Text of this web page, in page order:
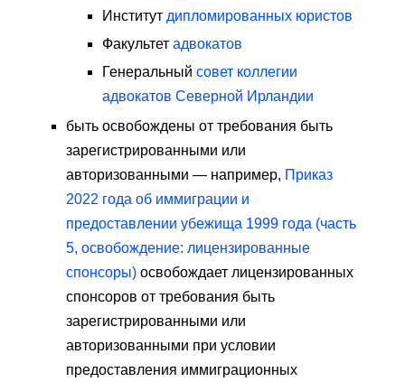
Институт дипломированных юристов
Факультет адвокатов
Генеральный совет коллегии
адвокатов Северной Ирландии
быть освобождены от требования быть
зарегистрированными или
авторизованными — например, Приказ
2022 года об иммиграции и
предоставлении убежища 1999 года (часть
5, освобождение: лицензированные
спонсоры) освобождает лицензированных
спонсоров от требования быть
зарегистрированными или
авторизованными при условии
предоставления иммиграционных